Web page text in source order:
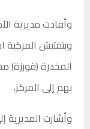
وأفادت مديرية
وبتفتيش المركبة
المخدرة (قورزة)
بهم إلى المركز.
وأشارت المديرية